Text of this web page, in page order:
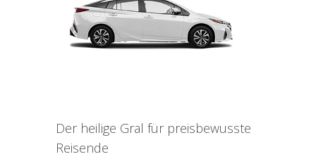
Der heilige Gral für preisbewusste
Reisende